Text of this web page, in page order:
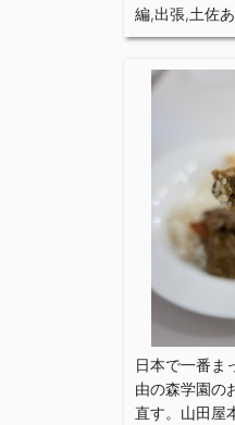
編,出張,土佐
日本で一番ま
由の森学園の
直す。山田屋